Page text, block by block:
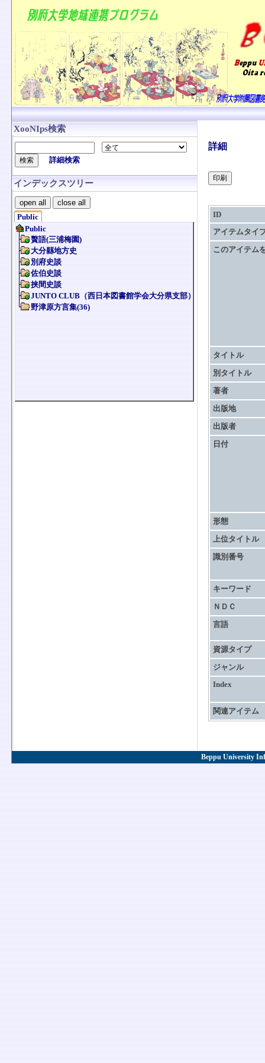
XooNIps検索
詳細検索
インデックスツリー
open all
close all
Public
詳細
ID
アイテムタイ
このアイテム
タイトル
別タイトル
著者
出版地
出版者
日付
形態
上位タイトル
識別番号
キーワード
ＮＤＣ
言語
資源タイプ
ジャンル
Index
関連アイテム
Beppu University